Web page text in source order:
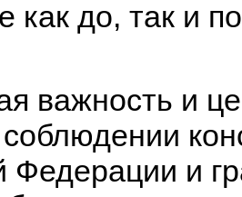
как до, так и
важность и
соблюдении
Федерации и